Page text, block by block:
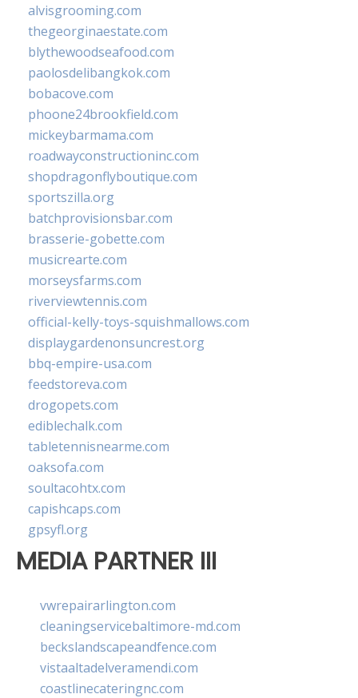
alvisgrooming.com
thegeorginaestate.com
blythewoodseafood.com
paolosdelibangkok.com
bobacove.com
phoone24brookfield.com
mickeybarmama.com
roadwayconstructioninc.com
shopdragonflyboutique.com
sportszilla.org
batchprovisionsbar.com
brasserie-gobette.com
musicrearte.com
morseysfarms.com
riverviewtennis.com
official-kelly-toys-squishmallows.com
displaygardenonsuncrest.org
bbq-empire-usa.com
feedstoreva.com
drogopets.com
ediblechalk.com
tabletennisnearme.com
oaksofa.com
soultacohtx.com
capishcaps.com
gpsyfl.org
MEDIA PARTNER III
vwrepairarlington.com
cleaningservicebaltimore-md.com
beckslandscapeandfence.com
vistaaltadelveramendi.com
coastlinecateringnc.com